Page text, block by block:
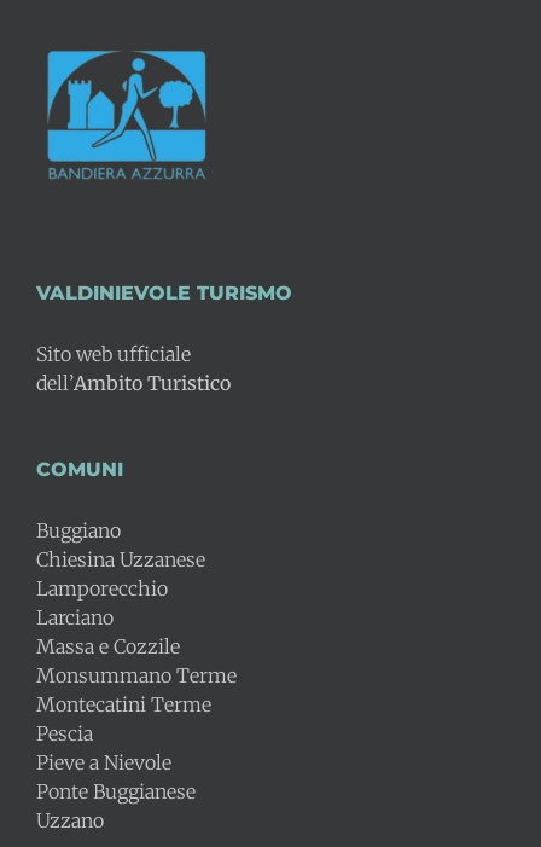
VALDINIEVOLE TURISMO
Sito web ufficiale
dell’Ambito Turistico
COMUNI
Buggiano
Chiesina Uzzanese
Lamporecchio
Larciano
Massa e Cozzile
Monsummano Terme
Montecatini Terme
Pescia
Pieve a Nievole
Ponte Buggianese
Uzzano